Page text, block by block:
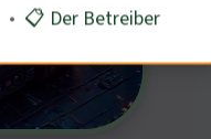
• 📋 Der Betreiber